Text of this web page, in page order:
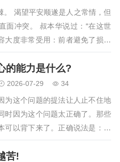
磨，你活一辈子还不如我活一
。 渴望平安顺遂是人之常情，但
面冲突。 叔本华说过：“在这世
大度非常受用：前者避免了损失
争。” 谨慎避害，宽容止争。两
刃有余。 01 谨慎避害 谨慎，
瞻与敬畏。 《孟子》中写道：
谨慎的…
的能力是什么?
2026-07-29 34
为这个问题的提法让人止不住地
时因为这个问题太正确了。那些
可以背下来了。正确说法是：成
了，不光是别人讲，我自己也
道理，但道理和自己有什么关
苦!